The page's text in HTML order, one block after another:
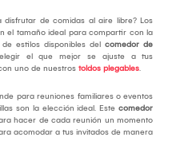
de comidas al aire libre? Los
el tamaño ideal para compartir con la
estilos disponibles delcomedor de
el que mejor se ajuste a tus
uno de nuestrostoldos plegables.
para reuniones familiares o eventos
son la elección ideal. Estecomedor
hacer de cada reunión un momento
acomodar a tus invitados de manera